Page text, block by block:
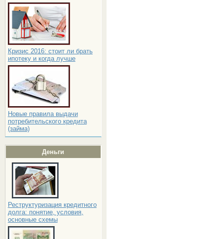
Кризис 2016: стоит ли брать
ипотеку и когда лучше
Новые правила выдачи
потребительского кредита
(займа)
Деньги
Реструктуризация кредитного
долга: понятие, условия,
основные схемы